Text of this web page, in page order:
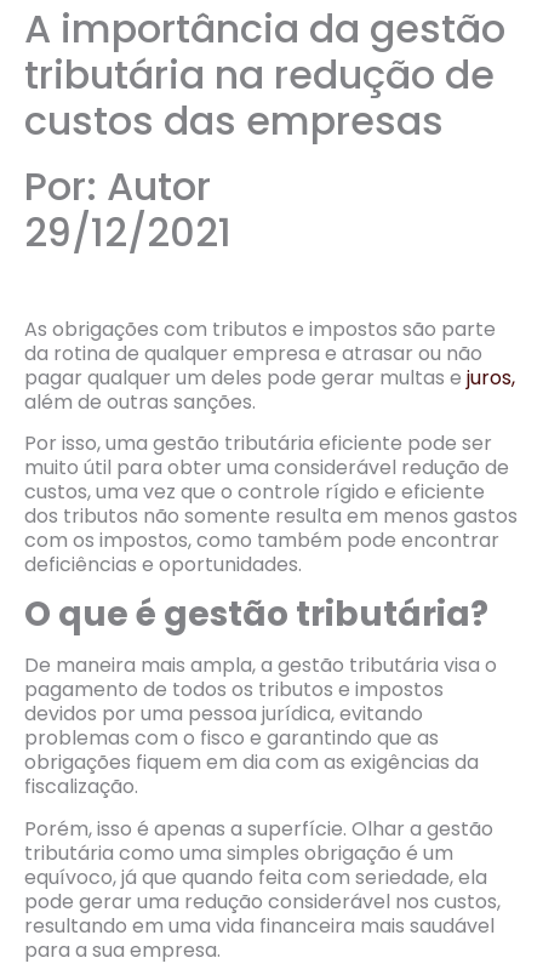
A importância da gestão
tributária na redução de
custos das empresas
Por: Autor
29/12/2021
As obrigações com tributos e impostos são parte
da rotina de qualquer empresa e atrasar ou não
pagar qualquer um deles pode gerar multas e juros,
além de outras sanções.
Por isso, uma gestão tributária eficiente pode ser
muito útil para obter uma considerável redução de
custos, uma vez que o controle rígido e eficiente
dos tributos não somente resulta em menos gastos
com os impostos, como também pode encontrar
deficiências e oportunidades.
O que é gestão tributária?
De maneira mais ampla, a gestão tributária visa o
pagamento de todos os tributos e impostos
devidos por uma pessoa jurídica, evitando
problemas com o fisco e garantindo que as
obrigações fiquem em dia com as exigências da
fiscalização.
Porém, isso é apenas a superfície. Olhar a gestão
tributária como uma simples obrigação é um
equívoco, já que quando feita com seriedade, ela
pode gerar uma redução considerável nos custos,
resultando em uma vida financeira mais saudável
para a sua empresa.